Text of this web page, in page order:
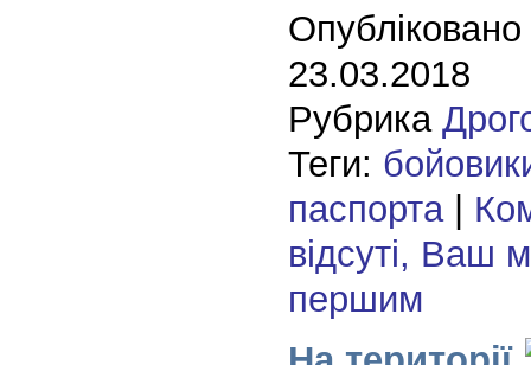
23.03.2018
Рубрика
Теги:
паспорта|
відсуті, Ваш
першим